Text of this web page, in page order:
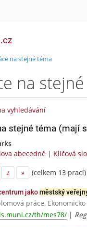
na stejné téma
na
vyhledávání
stejné téma (mají
abecedně | Klíčová
2 » (celkem 13 prací)
jakoměstský
práce,
th/mes78/ |